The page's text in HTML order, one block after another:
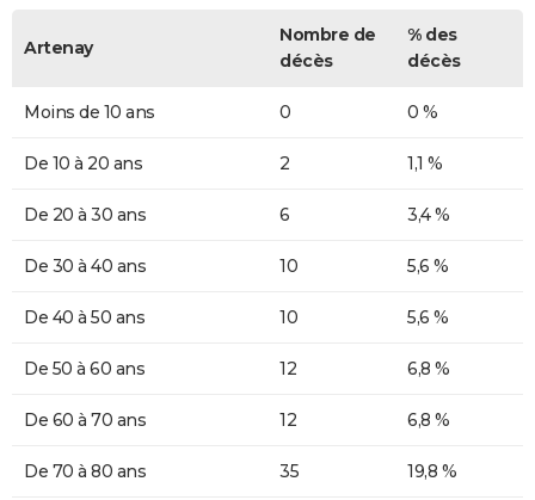
Artenay
Nombre de
décès
% des
décès
Moins de 10 ans 0 0 %
De 10 à 20 ans 2 1,1 %
De 20 à 30 ans 6 3,4 %
De 30 à 40 ans 10 5,6 %
De 40 à 50 ans 10 5,6 %
De 50 à 60 ans 12 6,8 %
De 60 à 70 ans 12 6,8 %
De 70 à 80 ans 35 19,8 %